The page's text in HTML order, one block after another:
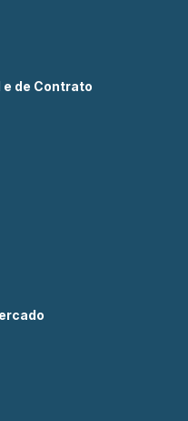
de Contrato